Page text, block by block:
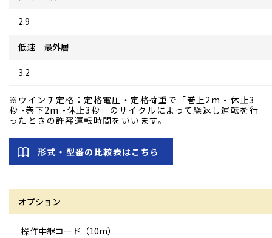
2.9
低速 最外層
3.2
※ウインチ定格：定格電圧・定格荷重で「巻上2m - 休止3
秒 -巻下2m -休止3秒」のサイクルによって繰返し運転を行
ったときの許容運転時間をいいます。
形式・型番の比較表はこちら
オプション
操作中継コード（10m）